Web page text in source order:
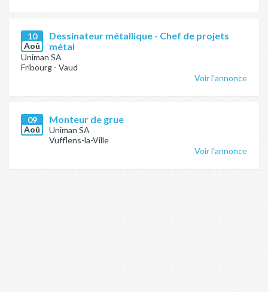
10
Aoû
Dessinateur métallique - Chef de projets
métal
Uniman SA
Fribourg - Vaud
Voir l'annonce
09
Aoû
Monteur de grue
Uniman SA
Vufflens-la-Ville
Voir l'annonce